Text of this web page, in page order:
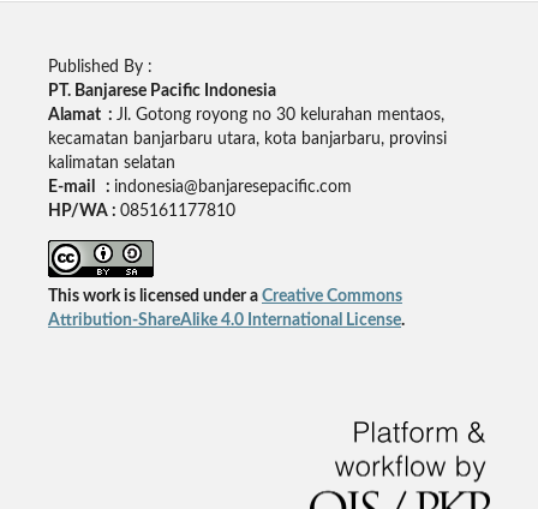
Published By :
PT. Banjarese Pacific Indonesia
Alamat : Jl. Gotong royong no 30 kelurahan mentaos,
kecamatan banjarbaru utara, kota banjarbaru, provinsi
kalimatan selatan
E-mail : indonesia@banjaresepacific.com
HP/WA : 085161177810
This work is licensed under a Creative Commons
Attribution-ShareAlike 4.0 International License.